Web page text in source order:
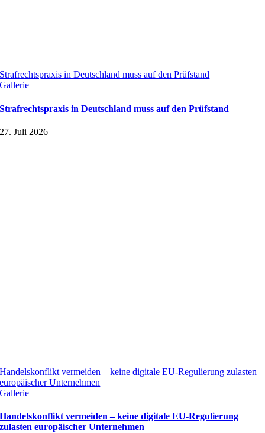
Strafrechtspraxis in Deutschland muss auf den Prüfstand
Gallerie
Strafrechtspraxis in Deutschland muss auf den Prüfstand
27. Juli 2026
Handelskonflikt vermeiden – keine digitale EU-Regulierung zulasten
europäischer Unternehmen
Gallerie
Handelskonflikt vermeiden – keine digitale EU-Regulierung
zulasten europäischer Unternehmen